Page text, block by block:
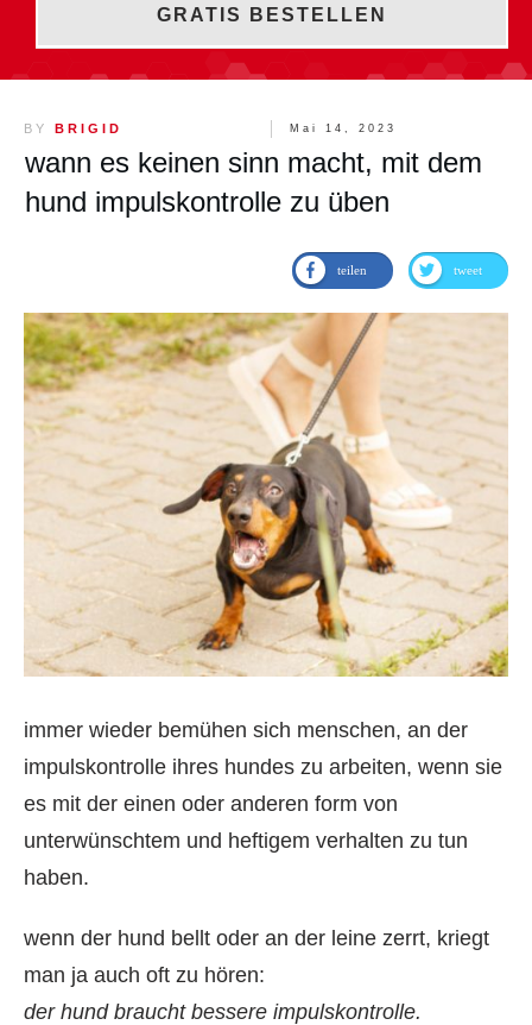
GRATIS BESTELLEN
BY BRIGID Mai 14, 2023
wann es keinen sinn macht, mit dem
hund impulskontrolle zu üben
teilen tweet
immer wieder bemühen sich menschen, an der
impulskontrolle ihres hundes zu arbeiten, wenn sie
es mit der einen oder anderen form von
unterwünschtem und heftigem verhalten zu tun
haben.
wenn der hund bellt oder an der leine zerrt, kriegt
man ja auch oft zu hören:
der hund braucht bessere impulskontrolle.